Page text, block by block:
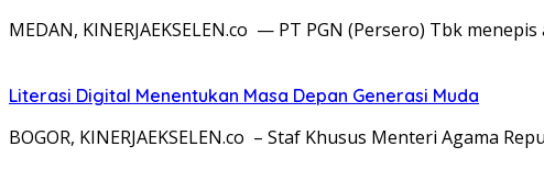
MEDAN, KINERJAEKSELEN.co — PT PGN (Persero) Tbk
Literasi Digital Menentukan Masa Depan Generasi Muda
BOGOR, KINERJAEKSELEN.co – Staf Khusus Menteri Agama